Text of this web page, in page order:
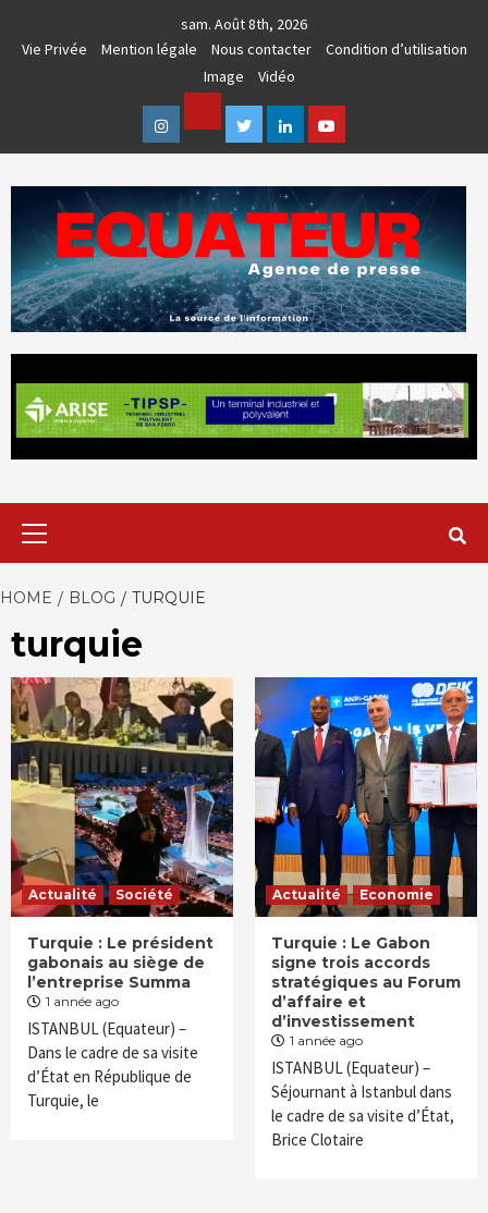
sam. Août 8th, 2026
Vie Privée
Mention légale Nous contacter
Condition d’utilisation
Image
Vidéo
Instagram
Facebook
TwitterLinkedinYoutube
EQUATEUR
HOME BLOG TURQUIE
turquie
Actualité Société
Turquie : Le président
gabonais au siège de
l’entreprise Summa
1 année ago
ISTANBUL (Equateur) –
Dans le cadre de sa visite
d’État en République de
Turquie, le
Actualité Economie
Turquie : Le Gabon
signe trois accords
stratégiques au Forum
d’affaire et
d’investissement
1 année ago
ISTANBUL (Equateur) –
Séjournant à Istanbul dans
le cadre de sa visite d’État,
Brice Clotaire